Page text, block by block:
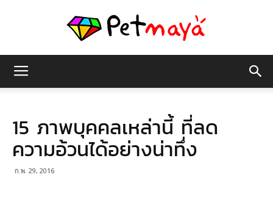
มายา
15 ภาพบุคคลเหล่านี้ ที่ลด
ความอ้วนได้อย่างน่าทึ่ง
ก.พ. 29, 2016